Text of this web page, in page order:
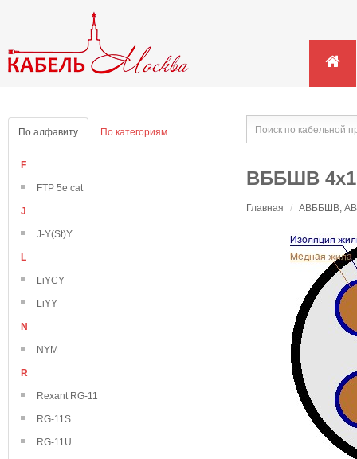
По алфавиту По категориям
F
FTP 5e cat
J
J-Y(St)Y
L
LiYCY
LiYY
N
NYM
R
Rexant RG-11
RG-11S
RG-11U
ВББШВ
Главная / АВББШВ,